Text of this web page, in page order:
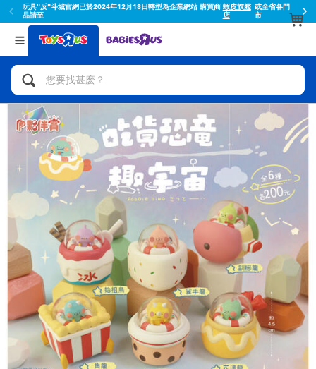
玩具"反"斗城官網已於2024年12月18日轉型為企業網站 購買商
品請至
蝦皮旗艦
店
或全省各門
市
返回
分類目錄
人氣英雄,角色扮演,射擊玩具
腳踏車,滑板車,騎乘車
拼砌組合及樂高LEGO
玩具車,貨車,火車及遙控系列
手工藝,文具,蠟筆,泥膠,畫板
娃娃, 芭比,收藏公仔
電子玩具
遊戲及拼圖系列
返回
品牌
Toy Story玩具總動員
Super Mario超級瑪利歐
52TOYS
Fuggler
Miniso名創優品
playpop
LEGO樂高
Barbie芭比